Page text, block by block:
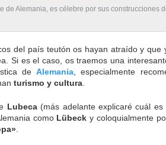
Alemania, es célebre por sus construcciones
del país teutón os hayan atraído y que
Si es el caso, os traemos una
deAlemania , especialmente
turismo y cultura
Lubeca(más adelante explicaré cuál es
como Lübeck y coloquialmente
.